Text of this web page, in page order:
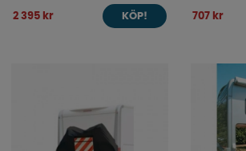
2 395 kr KÖP! 707 kr